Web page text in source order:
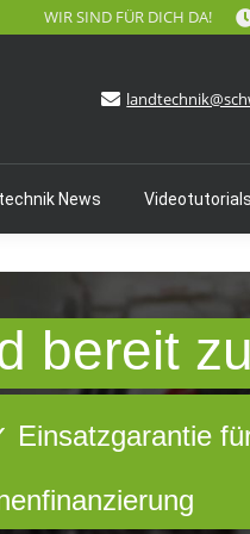
WIR SIND FÜR DICH DA!
News
bereit